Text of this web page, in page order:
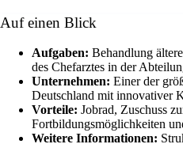
Auf einen Blick
Aufgaben: Behandlung
des Chefarztes in der
Unternehmen: Einer der
Deutschland mit innovativer
Vorteile: Jobrad, Zuschuss
Fortbildungsmöglichkeiten
Weitere Informationen: